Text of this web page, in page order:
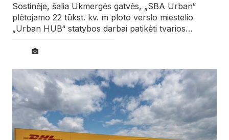
Sostinėje, šalia Ukmergės gatvės, „SBA Urban“
plėtojamo 22 tūkst. kv. m ploto verslo miestelio
„Urban HUB“ statybos darbai patikėti tvarios…